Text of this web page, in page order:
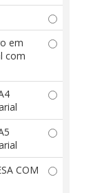
em
com
COM